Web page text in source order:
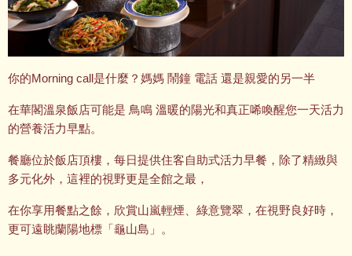
你的Morning call是什麼？媽媽 鬧鐘 電話 還是親愛的另一半
在華閣溫泉飯店可能是 鳥鳴 溫暖的陽光和真正唏喚醒您一天活力
的營養活力早點。
餐廳位於飯店頂樓，每日提供住客自助式活力早餐，除了精緻與
多元化外，這裡的視野更是全館之最，
在你享用餐點之餘，欣賞山嵐輕煙、綠意覽翠，在視野良好時，
更可遠眺蘭陽地標「龜山島」。